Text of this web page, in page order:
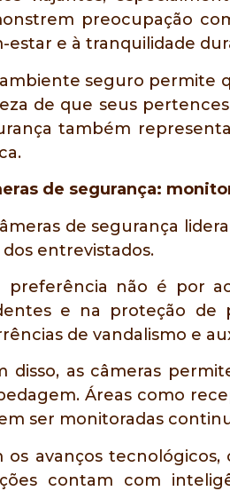
preocupação
estar e à tranquilidade
seguro permite
de que seus
também
de segurança:
de segurança
dos entrevistados.
preferência não é por
e na proteção de
de vandalismo e
disso, as câmeras
Áreas como
ser monitoradas
os avanços
contam com